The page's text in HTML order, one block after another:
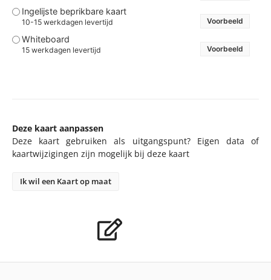
Ingelijste beprikbare kaart
10-15 werkdagen levertijd Voorbeeld
Whiteboard
15 werkdagen levertijd Voorbeeld
Deze kaart aanpassen
Deze kaart gebruiken als uitgangspunt? Eigen data of
kaartwijzigingen zijn mogelijk bij deze kaart
Ik wil een Kaart op maat